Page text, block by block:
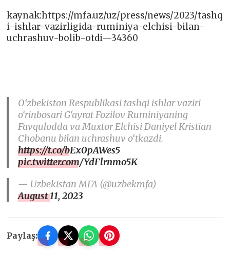
kaynak:https://mfa.uz/uz/press/news/2023/tashq
i-ishlar-vazirligida-ruminiya-elchisi-bilan-
uchrashuv-bolib-otdi—34360
O‘zbekiston Respublikasi tashqi ishlar vaziri
o‘rinbosari G‘ayrat Fozilov Ruminiyaning
Favqulodda va Muxtor Elchisi Daniyel Kristian
Chobanu bilan uchrashuv o‘tkazdi.
https://t.co/bEx0pAWes5
pic.twitter.com/YdFlrnmo5K
— Uzbekistan MFA (@uzbekmfa)
August 11, 2023
Paylaş: